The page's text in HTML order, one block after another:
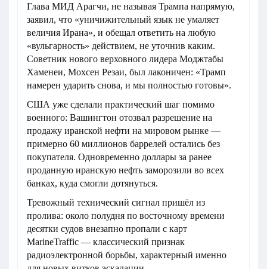
Глава МИД Арагчи, не называя Трампа напрямую,
заявил, что «уничижительный язык не умаляет
величия Ирана», и обещал ответить на любую
«вульгарность» действием, не уточнив каким.
Советник нового верховного лидера Моджтабы
Хаменеи, Мохсен Резаи, был лаконичен: «Трамп
намерен ударить снова, и мы полностью готовы».
США уже сделали практический шаг помимо
военного: Вашингтон отозвал разрешение на
продажу иранской нефти на мировом рынке —
примерно 60 миллионов баррелей остались без
покупателя. Одновременно доллары за ранее
проданную иранскую нефть заморозили во всех
банках, куда смогли дотянуться.
Тревожный технический сигнал пришёл из
пролива: около полудня по восточному времени
десятки судов внезапно пропали с карт
MarineTraffic — классический признак
радиоэлектронной борьбы, характерный именно